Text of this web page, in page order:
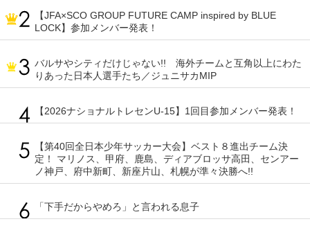
【JFA×SCO GROUP FUTURE CAMP inspired by BLUE
LOCK】参加メンバー発表！
バルサやシティだけじゃない!! 海外チームと互角以上にわた
りあった日本人選手たち／ジュニサカMIP
【2026ナショナルトレセンU-15】1回目参加メンバー発表！
【第40回全日本少年サッカー大会】ベスト８進出チーム決
定！ マリノス、甲府、鹿島、ディアブロッサ高田、センアー
ノ神戸、府中新町、新座片山、札幌が準々決勝へ!!
「下手だからやめろ」と言われる息子